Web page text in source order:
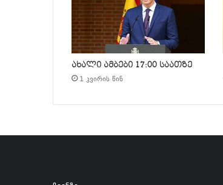
ახალი ამბები 17:00 საათზე
1 კვირის წინ